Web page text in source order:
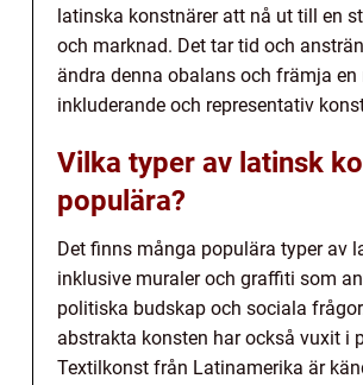
latinska konstnärer att nå ut till en
och marknad. Det tar tid och
ändra denna obalans och främja en
inkluderande och representativ
Vilka typer av latinsk
populära?
Det finns många populära typer av
inklusive muraler och graffiti som
politiska budskap och sociala
abstrakta konsten har också vuxit i
Textilkonst från Latinamerika är